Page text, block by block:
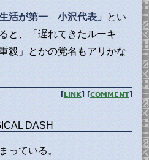
生活が第一 小沢代表」 とい
と、「遅れてきたルーキ
殺」とかの党名もアリかな
[LINK] [COMMENT]
DASH
っている。